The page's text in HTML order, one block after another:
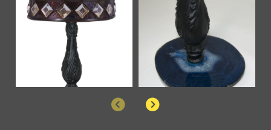
AnteriorSiguiente